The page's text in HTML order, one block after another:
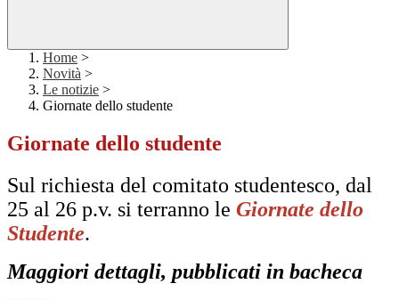
Home >
Novità >
Le notizie >
Giornate dello studente
Giornate dello studente
Sul richiesta del comitato studentesco, dal
25 al 26 p.v. si terranno le Giornate dello
Studente.
Maggiori dettagli, pubblicati in bacheca